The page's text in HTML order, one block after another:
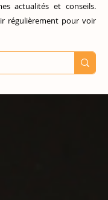
actualités et conseils.
régulièrement pour voir